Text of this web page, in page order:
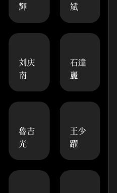
輝
斌
刘庆
南
石達
麗
魯吉
光
王少
躍